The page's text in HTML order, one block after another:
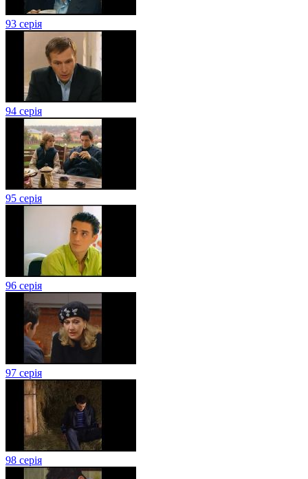
93 серія
94 серія
95 серія
96 серія
97 серія
98 серія